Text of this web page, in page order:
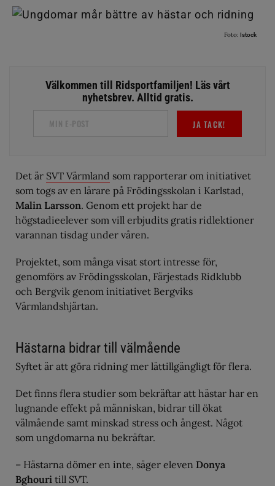
Foto: Istock
Välkommen till Ridsportfamiljen! Läs vårt
nyhetsbrev. Alltid gratis.
JA TACK!
Det är SVT Värmland som rapporterar om initiativet
som togs av en lärare på Frödingsskolan i Karlstad,
Malin Larsson. Genom ett projekt har de
högstadieelever som vill erbjudits gratis ridlektioner
varannan tisdag under våren.
Projektet, som många visat stort intresse för,
genomförs av Frödingsskolan, Färjestads Ridklubb
och Bergvik genom initiativet Bergviks
Värmlandshjärtan.
Hästarna bidrar till välmående
Syftet är att göra ridning mer lättillgängligt för flera.
Det finns flera studier som bekräftar att hästar har en
lugnande effekt på människan, bidrar till ökat
välmående samt minskad stress och ångest. Något
som ungdomarna nu bekräftar.
– Hästarna dömer en inte, säger eleven Donya
Bghouri till SVT.